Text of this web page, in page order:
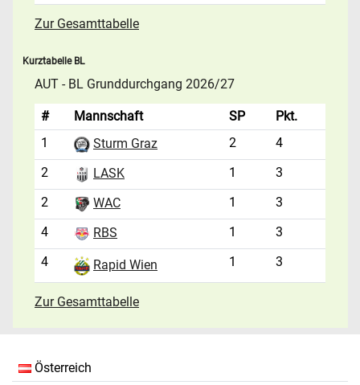
Zur Gesamttabelle
Kurztabelle BL
AUT - BL Grunddurchgang 2026/27
# Mannschaft SP
Pkt.
1
Sturm Graz 2
4
2
LASK 1
3
2
WAC 1
3
4
RBS 1
3
4
Rapid Wien 1 3
Zur Gesamttabelle
Österreich